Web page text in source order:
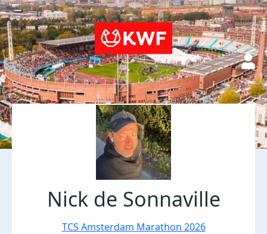
Nick de Sonnaville
TCS Amsterdam Marathon 2026